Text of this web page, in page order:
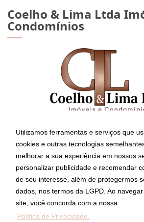
Utilizamos ferramentas e serviços que
cookies e outras tecnologias
melhorar a sua experiência em nossos
personalizar publicidade e recomendar
de seu interesse, além de protegermos
dados, nos termos da LGPD. Ao
site, você concorda com a nossa
Política de Privacidade.
Coelho & Lima Ltda
Condomínios
CRECI: 8794-J
Informações de
(11) 5052-3907